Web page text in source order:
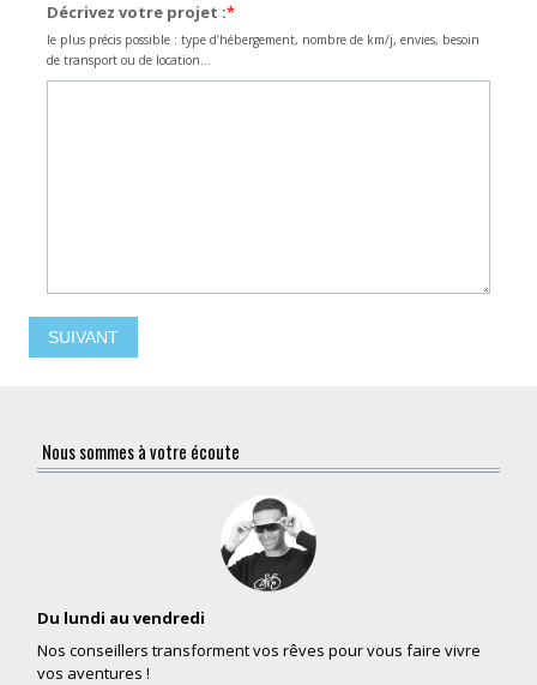
Décrivez votre projet :*
le plus précis possible : type d’hébergement, nombre de km/j, envies, besoin
de transport ou de location…
SUIVANT
Nous sommes à votre écoute
Du lundi au vendredi
Nos conseillers transforment vos rêves pour vous faire vivre
vos aventures !